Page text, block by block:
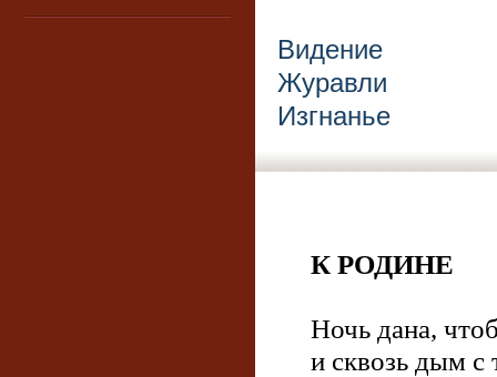
Видение
Журавли
Изгнанье
К РОДИНЕ
Ночь дана,
и сквозь дым с